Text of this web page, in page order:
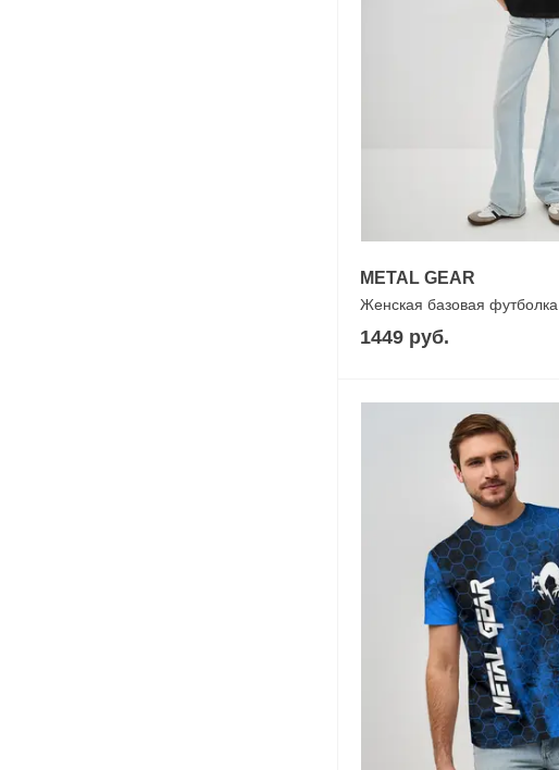
METAL GEAR
Женская базовая футболка
1449 руб.